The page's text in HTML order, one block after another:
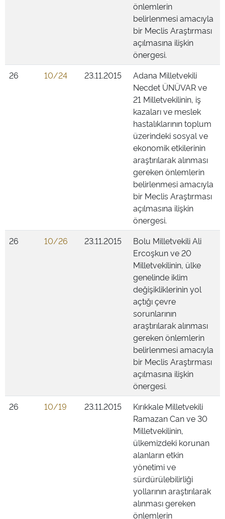
önlemlerin
belirlenmesi amacıyla
bir Meclis Araştırması
açılmasına ilişkin
önergesi.
26
10/24 23.11.2015
Adana Milletvekili
Necdet ÜNÜVAR ve
21 Milletvekilinin, iş
kazaları ve meslek
hastalıklarının toplum
üzerindeki sosyal ve
ekonomik etkilerinin
araştırılarak alınması
gereken önlemlerin
belirlenmesi amacıyla
bir Meclis Araştırması
açılmasına ilişkin
önergesi.
26
10/26 23.11.2015
Bolu Milletvekili Ali
Ercoşkun ve 20
Milletvekilinin, ülke
genelinde iklim
değişikliklerinin yol
açtığı çevre
sorunlarının
araştırılarak alınması
gereken önlemlerin
belirlenmesi amacıyla
bir Meclis Araştırması
açılmasına ilişkin
önergesi.
26
10/19 23.11.2015
Kırıkkale Milletvekili
Ramazan Can ve 30
Milletvekilinin,
ülkemizdeki korunan
alanların etkin
yönetimi ve
sürdürülebilirliği
yollarının araştırılarak
alınması gereken
önlemlerin